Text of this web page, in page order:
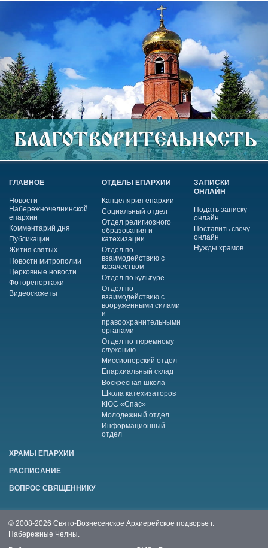
ГЛАВНОЕ
Новости
Набережночелнинской
епархии
Комментарий дня
Публикации
Жития святых
Новости митрополии
Церковные новости
Фоторепортажи
Видеосюжеты
ОТДЕЛЫ ЕПАРХИИ
Канцелярия епархии
Социальный отдел
Отдел религиозного
образования и
катехизации
Отдел по
взаимодействию с
казачеством
Отдел по культуре
Отдел по
взаимодействию с
вооруженными силами
и
правоохранительными
органами
Отдел по тюремному
служению
Миссионерский отдел
Епархиальный склад
Воскресная школа
Школа катехизаторов
КЮС «Спас»
Молодежный отдел
Информационный
отдел
ЗАПИСКИ
ОНЛАЙН
Подать записку
онлайн
Поставить свечу
онлайн
Нужды храмов
ХРАМЫ ЕПАРХИИ
РАСПИСАНИЕ
ВОПРОС СВЯЩЕННИКУ
© 2008-2026 Свято-Вознесенское Архиерейское подворье г.
Набережные Челны.